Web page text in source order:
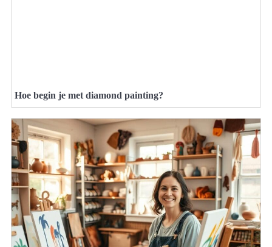
Hoe begin je met diamond painting?